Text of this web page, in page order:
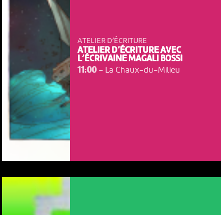
ATELIER D’ÉCRITURE
ATELIER D’ÉCRITURE AVEC
L’ÉCRIVAINE MAGALI BOSSI
11:00- La Chaux-du-Milieu